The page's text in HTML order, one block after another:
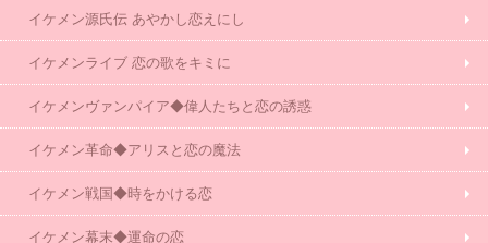
イケメン源氏伝 あやかし恋えにし
イケメンライブ 恋の歌をキミに
イケメンヴァンパイア◆偉人たちと恋の誘惑
イケメン革命◆アリスと恋の魔法
イケメン戦国◆時をかける恋
イケメン幕末◆運命の恋